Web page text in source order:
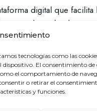
tecnologías como las
El consentimiento de
el comportamiento de
o retirar el
y funciones.
digital que facilita
controlar todo el
en tiempo real
recargas con el que